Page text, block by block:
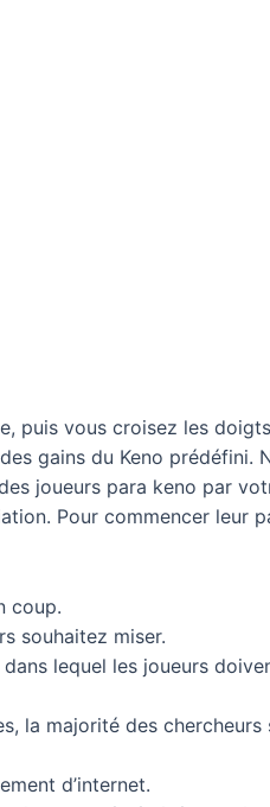
puis vous croisez les
gains du Keno prédéfini.
joueurs para keno par
Pour commencer leur
coup.
souhaitez miser.
lequel les joueurs
la majorité des
d’internet.